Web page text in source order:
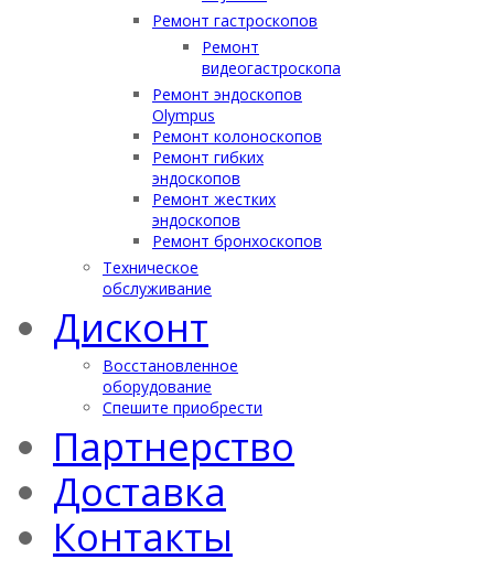
Ремонт гастроскопов
Ремонт
видеогастроскопа
Ремонт эндоскопов
Olympus
Ремонт колоноскопов
Ремонт гибких
эндоскопов
Ремонт жестких
эндоскопов
Ремонт бронхоскопов
Техническое
обслуживание
Дисконт
Восстановленное
оборудование
Спешите приобрести
Партнерство
Доставка
Контакты